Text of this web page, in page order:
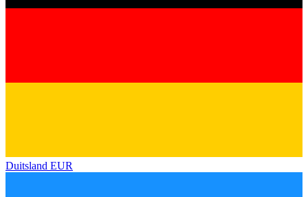
Duitsland EUR